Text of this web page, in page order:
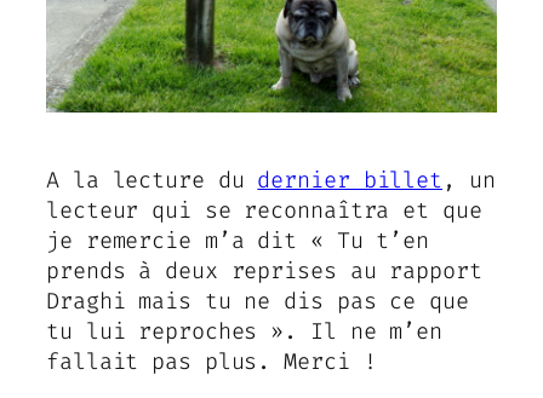
A la lecture du dernier billet , un
lecteur qui se reconnaîtra et que
je remercie m’a dit « Tu t’en
prends à deux reprises au rapport
Draghi mais tu ne dis pas ce que
tu lui reproches ». Il ne m’en
fallait pas plus. Merci !